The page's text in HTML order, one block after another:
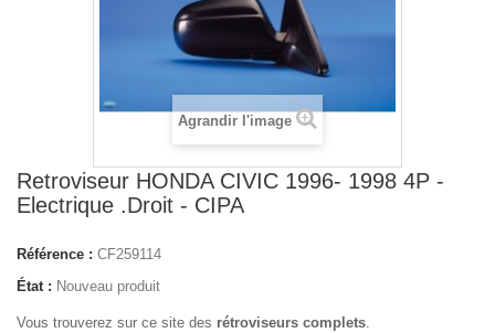
Agrandir l'image
Retroviseur HONDA CIVIC 1996- 1998 4P -
Electrique .Droit - CIPA
Référence : CF259114
État : Nouveau produit
Vous trouverez sur ce site des rétroviseurs complets.